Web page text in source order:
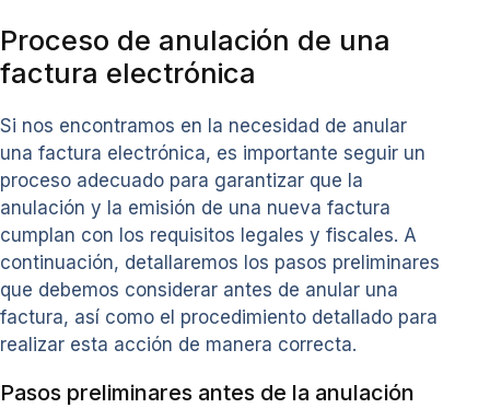
Proceso de anulación de una
factura electrónica
Si nos encontramos en la necesidad de anular
una factura electrónica, es importante seguir un
proceso adecuado para garantizar que la
anulación y la emisión de una nueva factura
cumplan con los requisitos legales y fiscales. A
continuación, detallaremos los pasos preliminares
que debemos considerar antes de anular una
factura, así como el procedimiento detallado para
realizar esta acción de manera correcta.
Pasos preliminares antes de la anulación